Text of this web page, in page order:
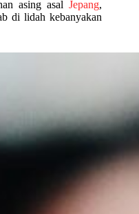
asing asalJepang,
di lidah kebanyakan